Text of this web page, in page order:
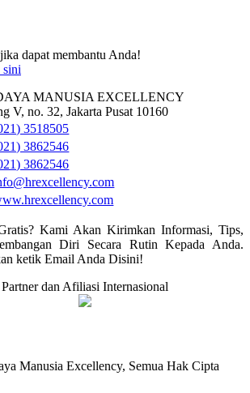
dapat membantu Anda!
sini
MANUSIA EXCELLENCY
V, no. 32, Jakarta Pusat 10160
3518505
3862546
3862546
Kami Akan Kirimkan Informasi, Tips,
Diri Secara Rutin Kepada Anda.
ketik Email Anda Disini!
Partner dan Afiliasi Internasional
Manusia Excellency, Semua Hak Cipta